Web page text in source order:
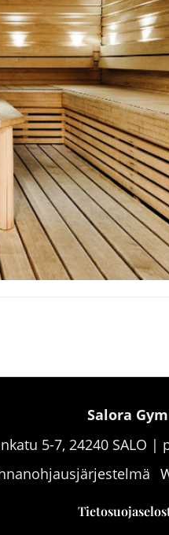
Salora Gym
5-7, 24240 SALO